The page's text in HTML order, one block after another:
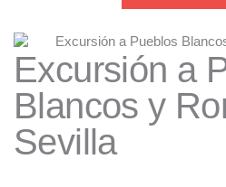
Excursión a
Blancos y
Sevilla